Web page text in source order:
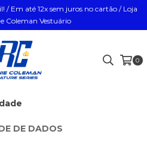
/ Em até 12x sem juros no cartão / Loja
Coleman Vestuário
0
DE DADOS